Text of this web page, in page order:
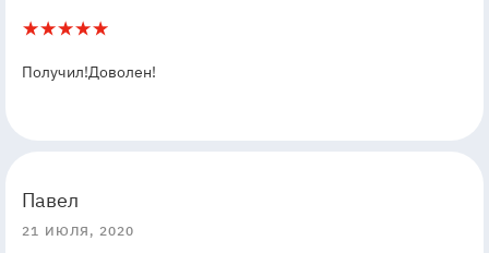
5
1
Получил!Доволен!
55
Павел
21 ИЮЛЯ, 2020